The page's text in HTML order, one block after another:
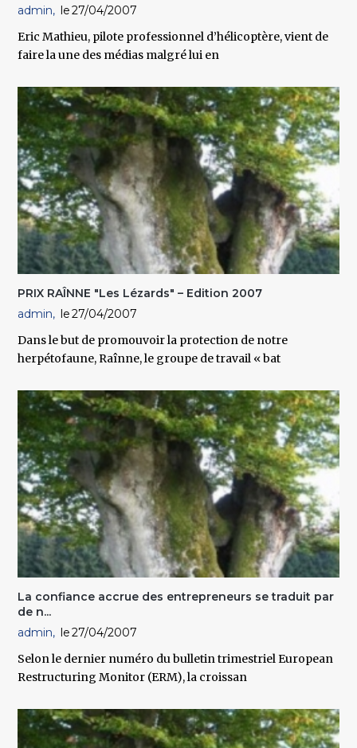
admin
27/04/2007
Eric Mathieu, pilote professionnel d’hélicoptère, vient de
faire la une des médias malgré lui en
PRIX RAÎNNE "Les Lézards" – Edition 2007
admin
27/04/2007
Dans le but de promouvoir la protection de notre
herpétofaune, Raînne, le groupe de travail « bat
La confiance accrue des entrepreneurs se traduit par
de n...
admin
27/04/2007
Selon le dernier numéro du bulletin trimestriel European
Restructuring Monitor (ERM), la croissan